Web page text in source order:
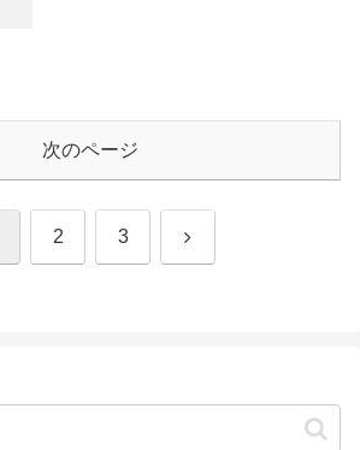
次のページ
2 3 次